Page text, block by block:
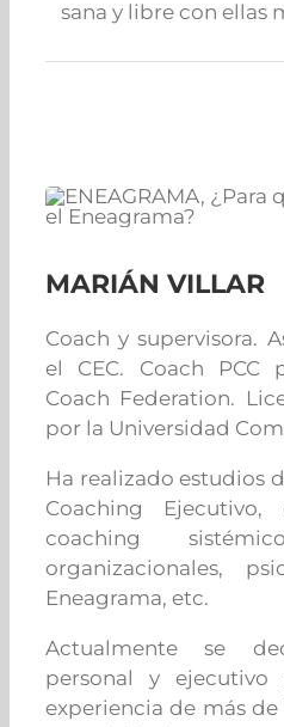
sana y libre con ellas
MARIÁN VILLAR
Coach y supervisora.
el CEC. Coach PCC
Coach Federation.
por la Universidad
Ha realizado estudios
Coaching Ejecutivo,
coaching
organizacionales,
Eneagrama, etc.
Actualmente se
personal y
experiencia de más